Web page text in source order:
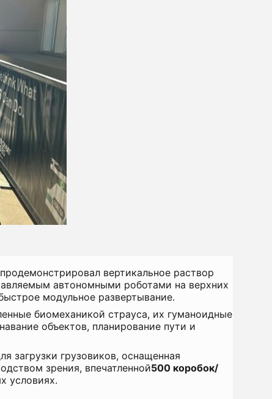
вертикальное раствор
автономными роботами на верхних
модульное развертывание.
биомеханикой страуса, их гуманоидные
объектов, планирование пути и
загрузки грузовиков, оснащенная
зрения, впечатленной500 коробок/
условиях.